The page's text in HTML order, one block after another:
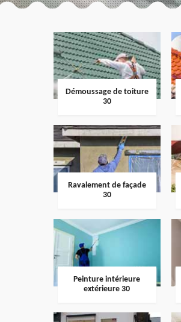
Démoussage de toiture
30
Ravalement de façade
30
Peinture intérieure
extérieure 30